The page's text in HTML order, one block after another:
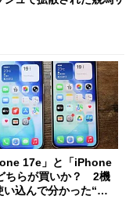
17e」と「iPhone
ちらが買いか？ 2機
い込んで分かった“ス